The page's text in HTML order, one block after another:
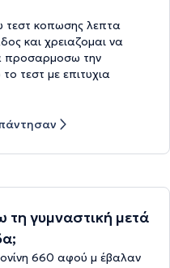
τεστ κοπωσης λεπτα
και χρειαζομαι να
προσαρμοσω την
τεστ με επιτυχια
γυμναστική μετά
660 αφού μ έβαλαν